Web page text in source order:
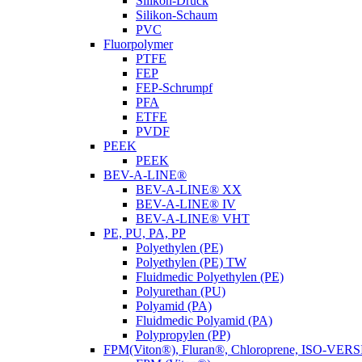
Silikon-Schaum
PVC
Fluorpolymer
PTFE
FEP
FEP-Schrumpf
PFA
ETFE
PVDF
PEEK
PEEK
BEV-A-LINE®
BEV-A-LINE® XX
BEV-A-LINE® IV
BEV-A-LINE® VHT
PE, PU, PA, PP
Polyethylen (PE)
Polyethylen (PE) TW
Fluidmedic Polyethylen (PE)
Polyurethan (PU)
Polyamid (PA)
Fluidmedic Polyamid (PA)
Polypropylen (PP)
FPM(Viton®), Fluran®, Chloroprene, ISO-